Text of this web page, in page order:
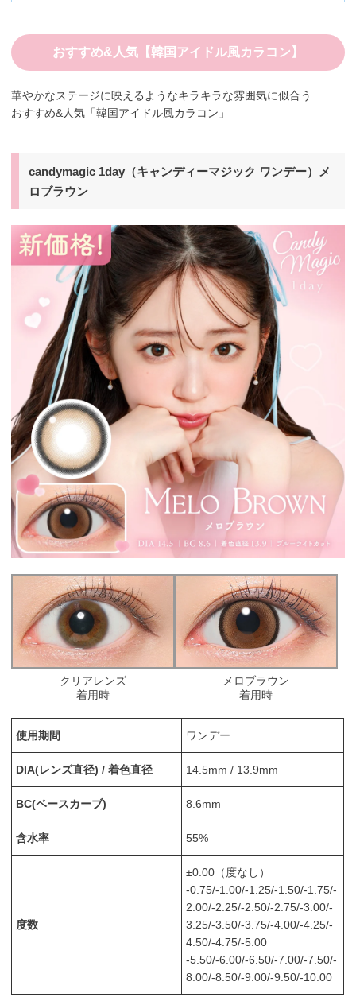
おすすめ&人気【韓国アイドル風カラコン】
華やかなステージに映えるようなキラキラな雰囲気に似合う
おすすめ&人気「韓国アイドル風カラコン」
candymagic 1day（キャンディーマジック ワンデー）メ
ロブラウン
クリアレンズ
着用時
メロブラウン
着用時
使用期間 ワンデー
DIA(レンズ直径) / 着色直径 14.5mm / 13.9mm
BC(ベースカーブ) 8.6mm
含水率 55%
度数
±0.00（度なし）
-0.75/-1.00/-1.25/-1.50/-1.75/-
2.00/-2.25/-2.50/-2.75/-3.00/-
3.25/-3.50/-3.75/-4.00/-4.25/-
4.50/-4.75/-5.00
-5.50/-6.00/-6.50/-7.00/-7.50/-
8.00/-8.50/-9.00/-9.50/-10.00